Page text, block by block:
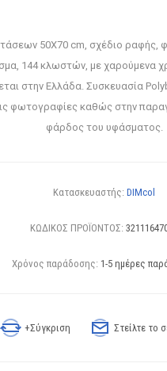
50Χ70 cm, σχέδιο
144 κλωστών, με χαρούμενα
στην Ελλάδα. Συσκευασία
φωτογραφίες καθώς στην
φάρδος του υφάσματος.
Κατασκευαστής: DIMcol
ΚΩΔΙΚΟΣ ΠΡΟΪΟΝΤΟΣ:
Χρόνος παράδοσης: 1-5 ημέρες
+Σύγκριση Στείλτε το